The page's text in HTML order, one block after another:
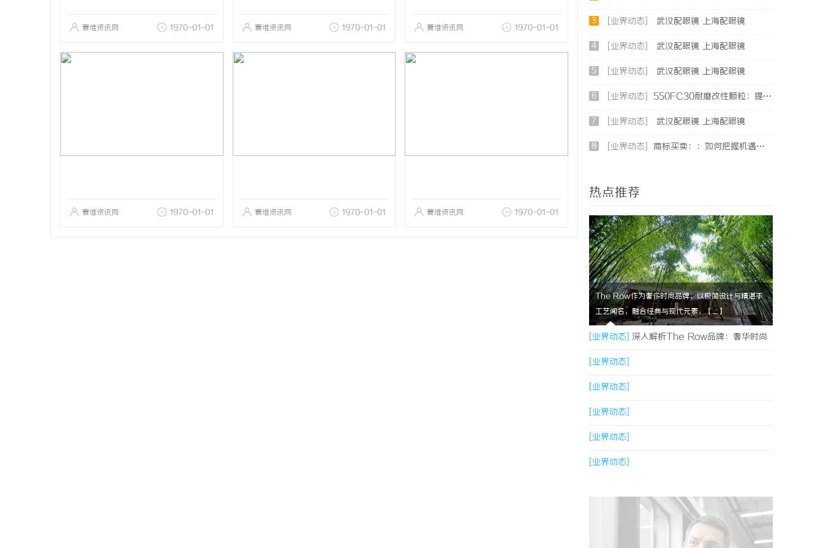
赛维资讯网 1970-01-01 赛维资讯网 1970-01-01 赛维资讯网 1970-01-01
赛维资讯网 1970-01-01 赛维资讯网 1970-01-01 赛维资讯网 1970-01-01
3 [业界动态] 武汉配眼镜 上海配眼镜
4 [业界动态] 武汉配眼镜 上海配眼镜
5 [业界动态] 武汉配眼镜 上海配眼镜
6 [业界动态] 550FC30耐磨改性颗粒：提升材料性能的新选择
7 [业界动态] 武汉配眼镜 上海配眼镜
8 [业界动态] 商标买卖：：如何把握机遇与规避风险
热点推荐
The Row作为奢侈时尚品牌，以极简设计与精湛手
工艺闻名，融合经典与现代元素，【....】
[业界动态] 深入解析The Row品牌：奢华时尚
的典范与设计哲学
[业界动态]
[业界动态]
[业界动态]
[业界动态]
[业界动态]